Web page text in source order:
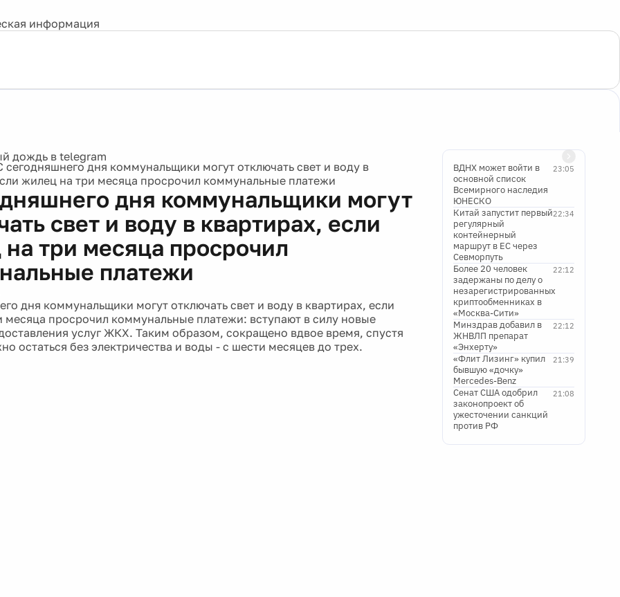
информация
сегодняшнего дня коммунальщики могут отключать свет и воду в
жилец на три месяца просрочил коммунальные платежи
дня коммунальщики могут
свет и воду в квартирах, если
три месяца просрочил
платежи
дня коммунальщики могут отключать свет и воду в квартирах, если
месяца просрочил коммунальные платежи: вступают в силу новые
услуг ЖКХ. Таким образом, сокращено вдвое время, спустя
остаться без электричества и воды - с шести месяцев до трех.
23:05
ВДНХ может войти в
основной список
Всемирного наследия
ЮНЕСКО
22:34
Китай запустит первый
регулярный
контейнерный
маршрут в ЕС через
Севморпуть
22:12
Более 20 человек
задержаны по делу о
незарегистрированных
криптообменниках в
«Москва-Сити»
22:12
Минздрав добавил в
ЖНВЛП препарат
«Энхерту»
21:39
«Флит Лизинг» купил
бывшую «дочку»
Mercedes-Benz
21:08
Сенат США одобрил
законопроект об
ужесточении санкций
против РФ